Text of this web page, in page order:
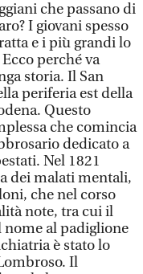
che passano di
I giovani spesso
e i più grandi lo
perché va
storia. Il San
periferia est della
Questo
che comincia
dedicato a
Nel 1821
dei malati mentali,
che nel corso
note, tra cui il
nome al padiglione
è stato lo
Il